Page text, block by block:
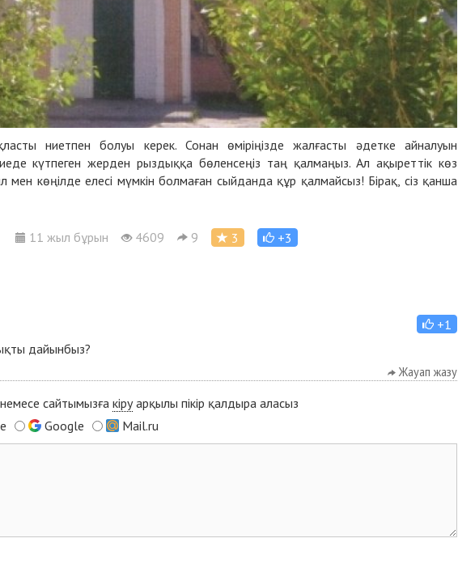
ниетпен болуы керек. Сонан өміріңізде жалғасты әдетке айналуын
күтпеген жерден рыздыққа бөленсеңіз таң қалмаңыз. Ал ақыреттік көз
мен көңілде елесі мүмкін болмаған сыйданда құр қалмайсыз! Бірақ, сіз қанша
11 жыл бұрын 4609 9 3 +3
+1
дайынбыз?
Жауап жазу
немесе сайтымызға кіруарқылы пікір қалдыра аласыз
Google Mail.ru